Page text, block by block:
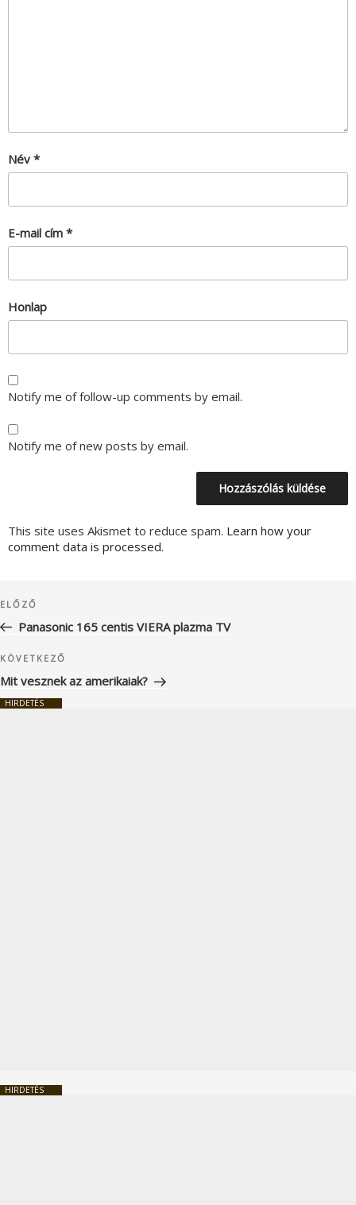
Név *
E-mail cím *
Honlap
Notify me of follow-up comments by email.
Notify me of new posts by email.
This site uses Akismet to reduce spam. Learn how your
comment data is processed.
navigáció
Korábbi
bejegyzés
ELŐZŐ
Panasonic 165 centis VIERA plazma TV
Következő
bejegyzés
KÖVETKEZŐ
Mit vesznek az amerikaiak?
HIRDETÉS
HIRDETÉS